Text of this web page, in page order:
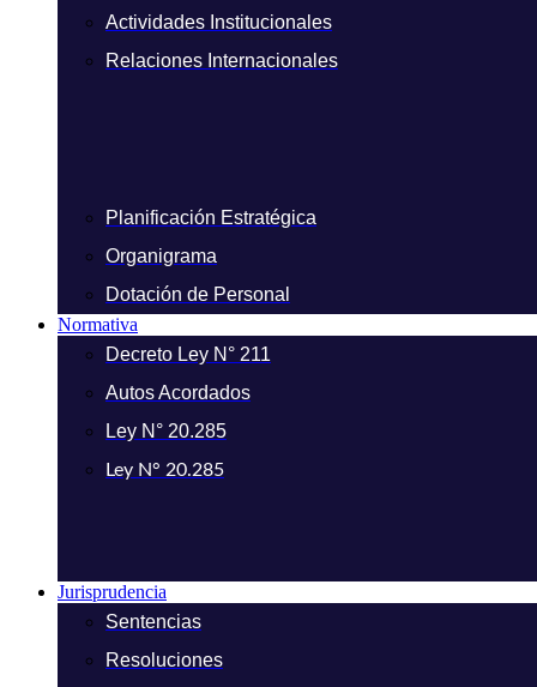
Actividades Institucionales
Relaciones Internacionales
Planificación Estratégica
Organigrama
Dotación de Personal
Normativa
Decreto Ley N° 211
Autos Acordados
Ley N° 20.285
Ley N° 20.285
Jurisprudencia
Sentencias
Resoluciones